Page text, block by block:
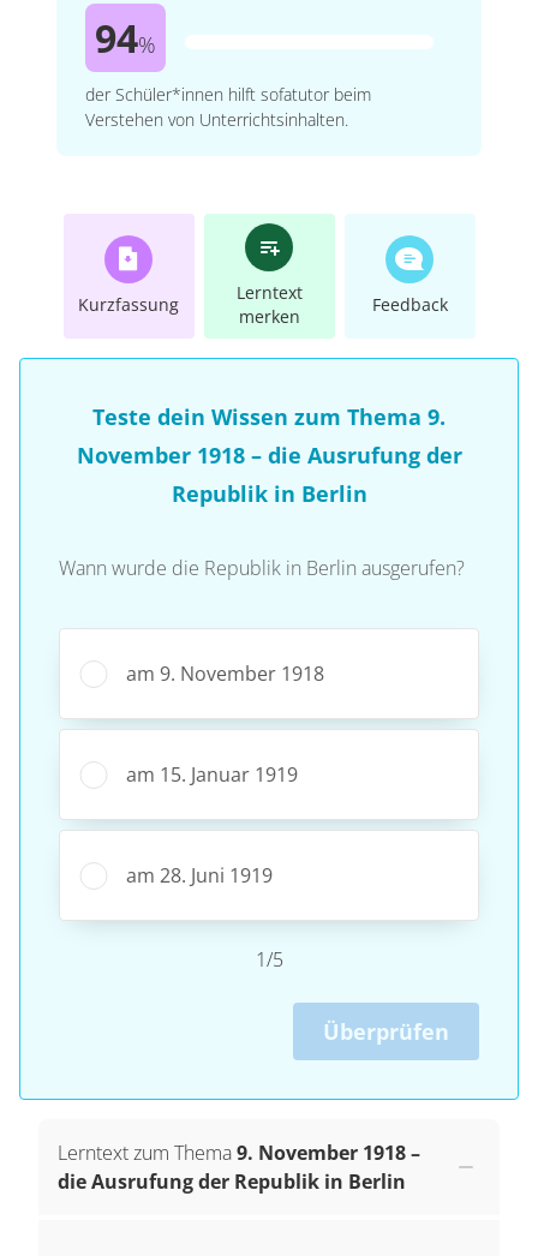
94%
der Schüler*innen hilft sofatutor beim
Verstehen von Unterrichtsinhalten.
Kurzfassung
Lerntext
merken
Feedback
Teste dein Wissen zum Thema 9.
November 1918 – die Ausrufung der
Republik in Berlin
Wann wurde die Republik in Berlin ausgerufen?
am 9. November 1918
am 15. Januar 1919
am 28. Juni 1919
1/5
Überprüfen
Lerntext zum Thema9. November 1918 –
die Ausrufung der Republik in Berlin